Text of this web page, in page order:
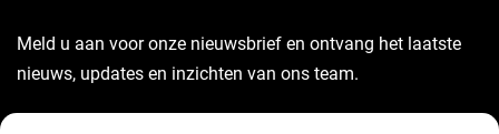
Meld u aan voor onze nieuwsbrief en ontvang het laatste
nieuws, updates en inzichten van ons team.